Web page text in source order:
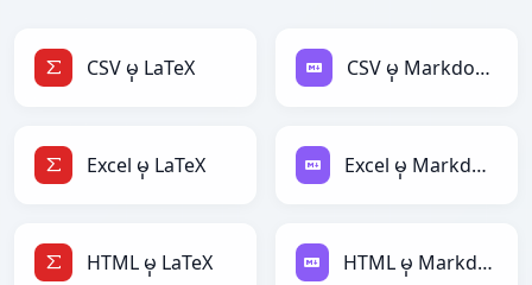
CSV မှ LaTeX CSV မှ Markdown
Excel မှ LaTeX Excel မှ Markdown
HTML မှ LaTeX HTML မှ Markdown